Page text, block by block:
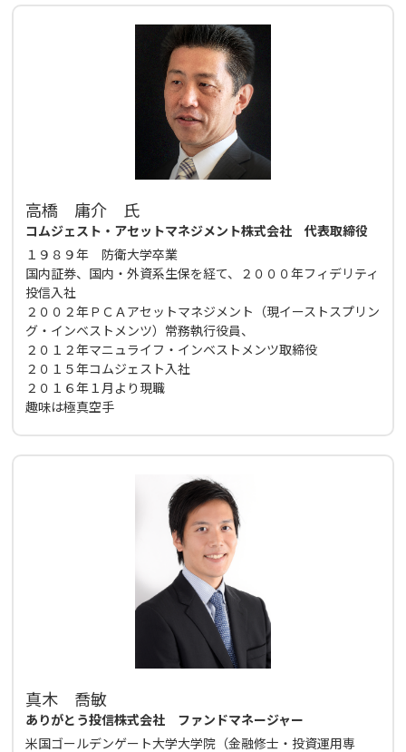
高橋 庸介 氏
コムジェスト・アセットマネジメント株式会社 代表取締役
１９８９年 防衛大学卒業
国内証券、国内・外資系生保を経て、２０００年フィデリティ
投信入社
２００２年ＰＣＡアセットマネジメント（現イーストスプリン
グ・インベストメンツ）常務執行役員、
２０１２年マニュライフ・インベストメンツ取締役
２０１５年コムジェスト入社
２０１６年１月より現職
趣味は極真空手
真木 喬敏
ありがとう投信株式会社 ファンドマネージャー
米国ゴールデンゲート大学大学院（金融修士・投資運用専